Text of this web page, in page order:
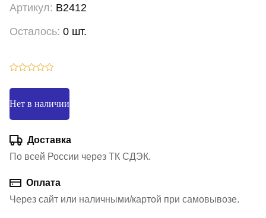
Артикул: В2412
Осталось: 0 шт.
Нет в наличии
Доставка
По всей России через ТК СДЭК.
Оплата
Через сайт или наличными/картой при самовывозе.